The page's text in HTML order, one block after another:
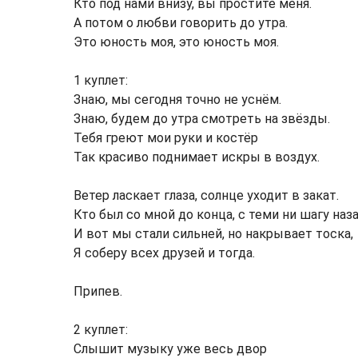
Кто под нами внизу, вы простите меня.
А потом о любви говорить до утра.
Это юность моя, это юность моя.
1 куплет:
Знаю, мы сегодня точно не уснём.
Знаю, будем до утра смотреть на звёзды.
Тебя греют мои руки и костёр
Так красиво поднимает искры в воздух.
Ветер ласкает глаза, солнце уходит в закат.
Кто был со мной до конца, с теми ни шагу
И вот мы стали сильней, но накрывает тоска,
Я соберу всех друзей и тогда.
Припев.
2 куплет:
Слышит музыку уже весь двор